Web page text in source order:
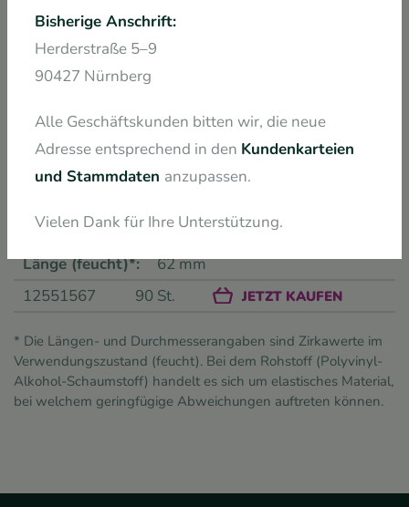
0330
33 mm
62 mm
12551567
90 St. JETZT KAUFEN
* Die Längen- und Durchmesserangaben sind Zirkawerte im
Verwendungszustand (feucht). Bei dem Rohstoff (Polyvinyl-
Alkohol-Schaumstoff) handelt es sich um elastisches Material,
bei welchem geringfügige Abweichungen auftreten können.
Bisherige Anschrift:
Herderstraße 5–9
90427 Nürnberg
Alle Geschäftskunden bitten wir, die neue
Adresse entsprechend in den Kundenkarteien
und Stammdaten anzupassen.
Vielen Dank für Ihre Unterstützung.